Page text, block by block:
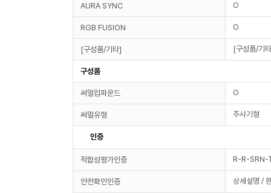
AURA SYNC O
RGB FUSION O
[구성품/기타] [구성품/기
구성품
써멀컴파운드 O
써멀유형 주사기형
인증
적합성평가인증 R-R-SRN-
안전확인인증 상세설명 /